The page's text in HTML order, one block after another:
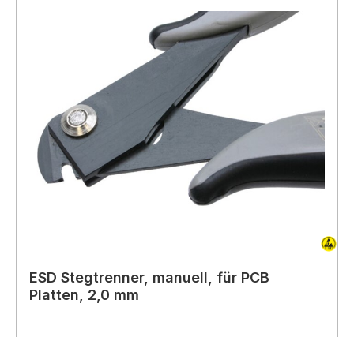
ESD Stegtrenner, manuell, für PCB
Platten, 2,0 mm